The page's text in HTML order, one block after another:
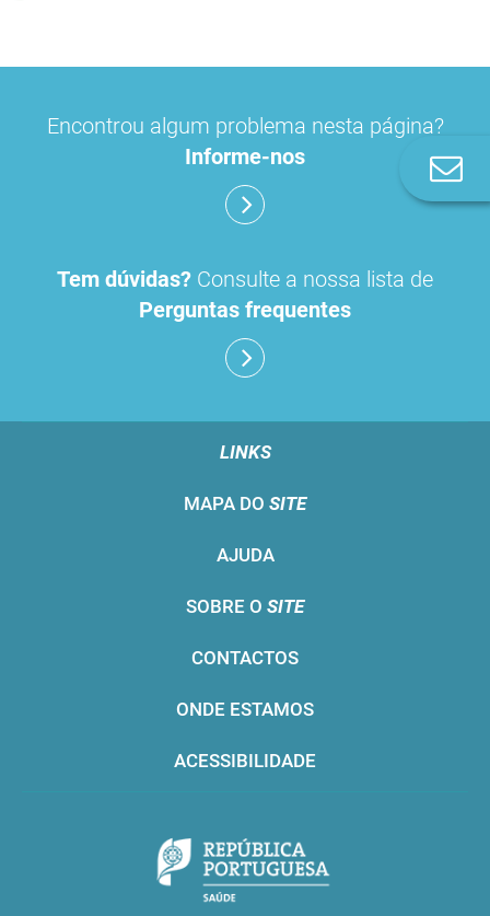
Encontrou algum problema nesta página?
Informe-nos
Tem dúvidas? Consulte a nossa lista de
Perguntas frequentes
LINKS
MAPA DO SITE
AJUDA
SOBRE O SITE
CONTACTOS
ONDE ESTAMOS
ACESSIBILIDADE